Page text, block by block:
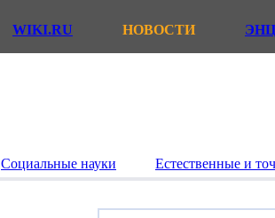
WIKI.RU НОВОСТИ
Социальные науки Естественные и